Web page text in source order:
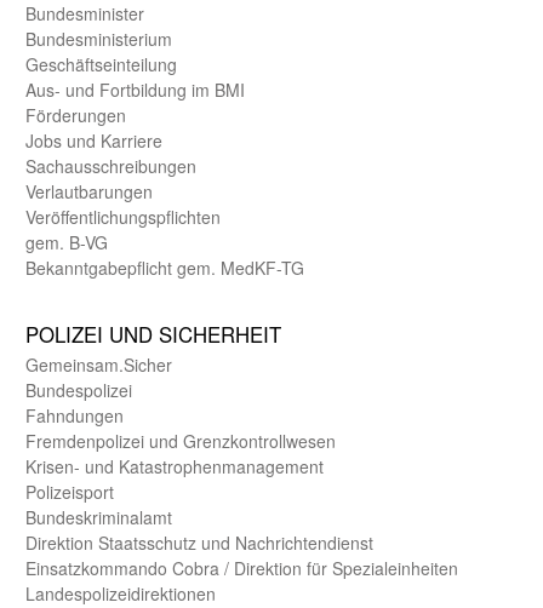
Bundes­minister
Bundes­ministerium
Geschäfts­einteilung
Aus- und Fortbildung im BMI
Förderungen
Jobs und Karriere
Sachaus­schreibungen
Verlautbarungen
Veröffentlichungspflichten
gem. B-VG
Bekanntgabepflicht gem. MedKF-TG
POLIZEI UND SICHER­HEIT
Gemein­sam.Sicher
Bundes­polizei
Fahndungen
Fremdenpolizei und Grenzkontrollwesen
Krisen- und Katastrophen­management
Polizeisport
Bundes­kriminal­amt
Direktion Staats­schutz und Nach­richten­dienst
Einsatz­kommando Cobra / Direktion für Spezialeinheiten
Landes­polizei­direk­tionen